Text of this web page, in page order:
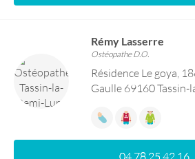
Rémy Lasserre
Ostéopathe D.O.
Résidence Le goya,
Gaulle 69160 Tassin-
04 78 25 42 16